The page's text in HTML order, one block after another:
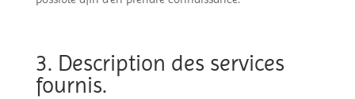
3. Description des services
fournis.